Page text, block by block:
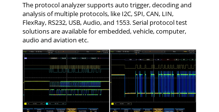
The protocol analyzer supports auto trigger, decoding and
analysis of multiple protocols, like I2C, SPI, CAN, LIN,
FlexRay, RS232, USB, Audio, and 1553. Serial protocol test
solutions are available for embedded, vehicle, computer,
audio and aviation etc.